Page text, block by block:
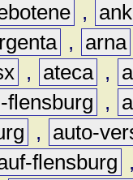
,
, arna
, ateca ,
flensburg ,
,
auto-
flensburg